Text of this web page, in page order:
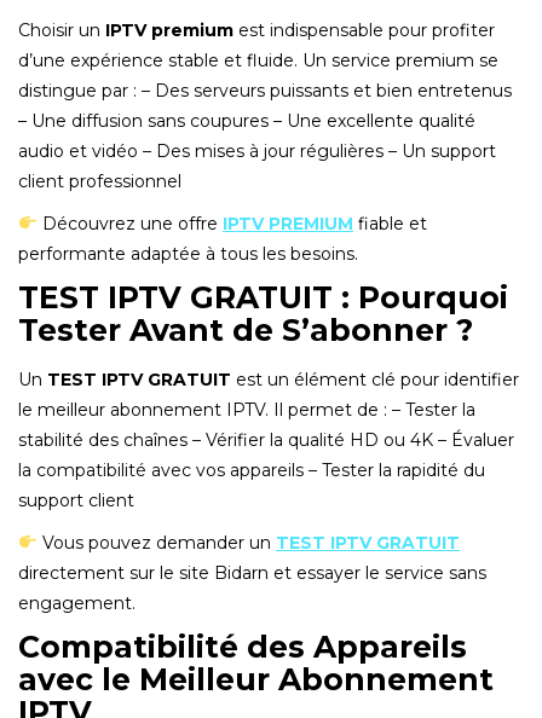
Choisir un IPTV premium est indispensable pour profiter
d’une expérience stable et fluide. Un service premium se
distingue par : – Des serveurs puissants et bien entretenus
– Une diffusion sans coupures – Une excellente qualité
audio et vidéo – Des mises à jour régulières – Un support
client professionnel
Découvrez une offre IPTV PREMIUM fiable et
performante adaptée à tous les besoins.
TEST IPTV GRATUIT : Pourquoi
Tester Avant de S’abonner ?
Un TEST IPTV GRATUIT est un élément clé pour identifier
le meilleur abonnement IPTV. Il permet de : – Tester la
stabilité des chaînes – Vérifier la qualité HD ou 4K – Évaluer
la compatibilité avec vos appareils – Tester la rapidité du
support client
Vous pouvez demander un TEST IPTV GRATUIT
directement sur le site Bidarn et essayer le service sans
engagement.
Compatibilité des Appareils
avec le Meilleur Abonnement